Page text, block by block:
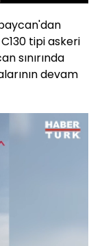
tipi askeri
sınırında
devam